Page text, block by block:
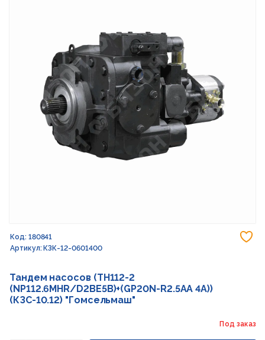
Код: 180841
Артикул: КЗК-12-0601400
Тандем насосов (TH112-2
(NP112.6MHR/D2BE5B)+(GP20N-R2.5AA 4A))
(КЗС-10.12) "Гомсельмаш"
Под заказ